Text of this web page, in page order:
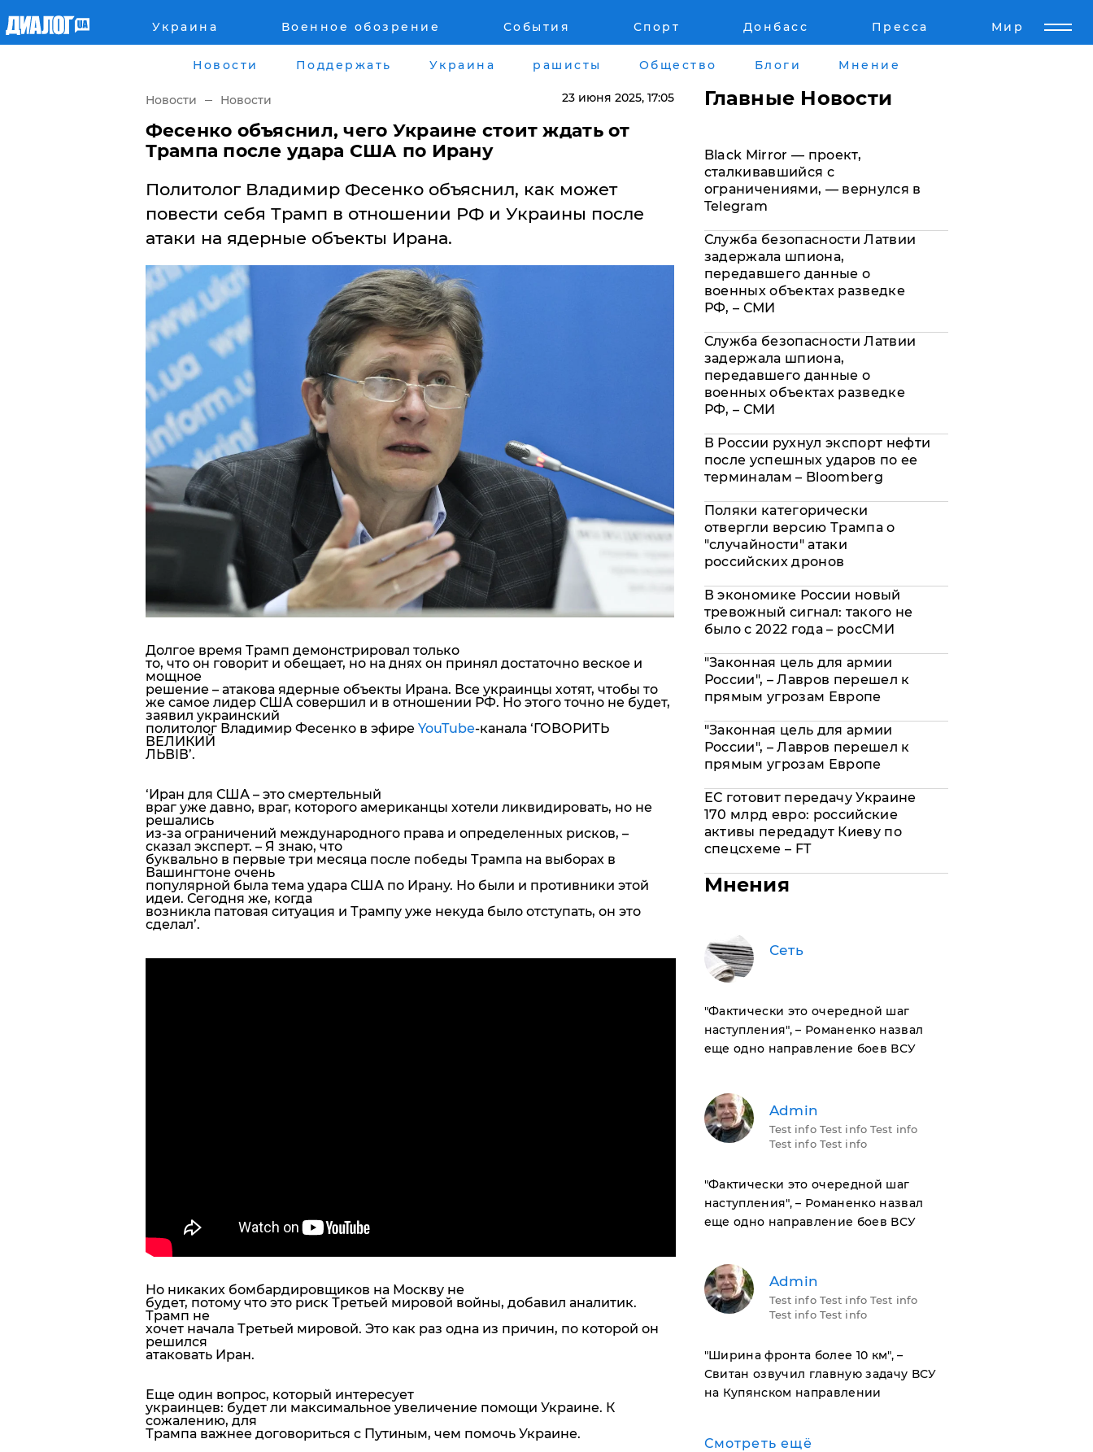
Украина Военное обозрение События Спорт Донбасс Пресса Мир
Военное обозрение
Наука и Техника
Города
Луганск
Киев
Харьков
Днепр
Одесса
Война на Донбассе и в Крыму
"ЛНР"
Оккупация Крыма
Донбасс
Армия Украины
Лайф стайл
Помощь проекту
Стиль Диалога
Пресс-релизы
Новости Поддержать Украина рашисты Общество Блоги Мнение
Новости Новости 23 июня 2025, 17:05
Фесенко объяснил, чего Украине стоит ждать от
Трампа после удара США по Ирану
Политолог Владимир Фесенко объяснил, как может
повести себя Трамп в отношении РФ и Украины после
атаки на ядерные объекты Ирана.
Долгое время Трамп демонстрировал только
то, что он говорит и обещает, но на днях он принял достаточно веское и
мощное
решение – атакова ядерные объекты Ирана. Все украинцы хотят, чтобы то
же самое лидер США совершил и в отношении РФ. Но этого точно не будет,
заявил украинский
политолог Владимир Фесенко в эфире YouTube-канала ‘ГОВОРИТЬ
ВЕЛИКИЙ
ЛЬВІВ’.
‘Иран для США – это смертельный
враг уже давно, враг, которого американцы хотели ликвидировать, но не
решались
из-за ограничений международного права и определенных рисков, –
сказал эксперт. – Я знаю, что
буквально в первые три месяца после победы Трампа на выборах в
Вашингтоне очень
популярной была тема удара США по Ирану. Но были и противники этой
идеи. Сегодня же, когда
возникла патовая ситуация и Трампу уже некуда было отступать, он это
сделал’.
Но никаких бомбардировщиков на Москву не
будет, потому что это риск Третьей мировой войны, добавил аналитик.
Трамп не
хочет начала Третьей мировой. Это как раз одна из причин, по которой он
решился
атаковать Иран.
Еще один вопрос, который интересует
украинцев: будет ли максимальное увеличение помощи Украине. К
сожалению, для
Трампа важнее договориться с Путиным, чем помочь Украине.
Главные Новости
Black Mirror — проект,
сталкивавшийся с
ограничениями, — вернулся в
Telegram
Служба безопасности Латвии
задержала шпиона,
передавшего данные о
военных объектах разведке
РФ, – СМИ
Служба безопасности Латвии
задержала шпиона,
передавшего данные о
военных объектах разведке
РФ, – СМИ
В России рухнул экспорт нефти
после успешных ударов по ее
терминалам – Bloomberg
Поляки категорически
отвергли версию Трампа о
"случайности" атаки
российских дронов
В экономике России новый
тревожный сигнал: такого не
было с 2022 года – росСМИ
"Законная цель для армии
России", – Лавров перешел к
прямым угрозам Европе
"Законная цель для армии
России", – Лавров перешел к
прямым угрозам Европе
ЕС готовит передачу Украине
170 млрд евро: российские
активы передадут Киеву по
спецсхеме – FT
Мнения
Сеть
​"Фактически это очередной шаг
наступления", – Романенко назвал
еще одно направление боев ВСУ
Admin
Test info Test info Test info
Test info Test info
​"Фактически это очередной шаг
наступления", – Романенко назвал
еще одно направление боев ВСУ
Admin
Test info Test info Test info
Test info Test info
​"Ширина фронта более 10 км", –
Свитан озвучил главную задачу ВСУ
на Купянском направлении
Смотреть ещё